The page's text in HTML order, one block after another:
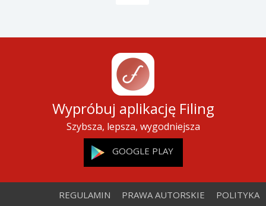
Wypróbuj aplikację Filing
Szybsza, lepsza, wygodniejsza
GOOGLE PLAY
REGULAMIN PRAWA AUTORSKIE POLITYKA